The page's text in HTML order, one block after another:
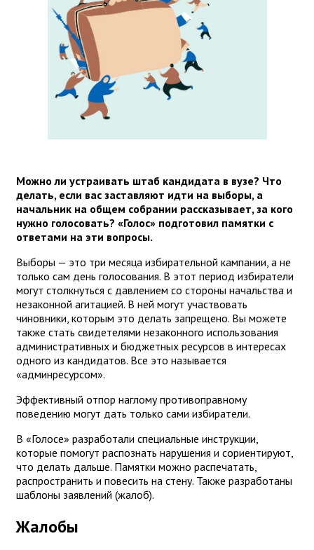
Можно ли устраивать штаб кандидата в вузе? Что
делать, если вас заставляют идти на выборы, а
начальник на общем собрании рассказывает, за кого
нужно голосовать? «Голос» подготовил памятки с
ответами на эти вопросы.
Выборы — это три месяца избирательной кампании, а не
только сам день голосования. В этот период избиратели
могут столкнуться с давлением со стороны начальства и
незаконной агитацией. В ней могут участвовать
чиновники, которым это делать запрещено. Вы можете
также стать свидетелями незаконного использования
административных и бюджетных ресурсов в интересах
одного из кандидатов. Все это называется
«админресурсом».
Эффективный отпор наглому противоправному
поведению могут дать только сами избиратели.
В «Голосе» разработали специальные инструкции,
которые помогут распознать нарушения и сориентируют,
что делать дальше. Памятки можно распечатать,
распространить и повесить на стену. Также разработаны
шаблоны заявлений (жалоб).
Жалобы